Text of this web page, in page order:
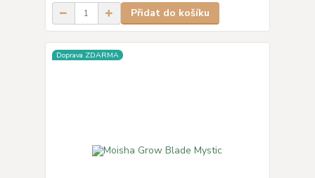
Přidat do košíku
Doprava ZDARMA